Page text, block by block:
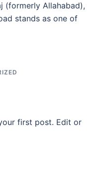
(formerly Allahabad),
stands as one of
first post. Edit or